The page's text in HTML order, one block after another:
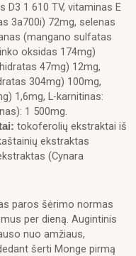
D3 1 610 TV, vitaminas E
3a700i) 72mg, selenas
(mangano sulfatas
oksidas 174mg)
47mg) 12mg,
304mg) 100mg,
1,6mg, L-karnitinas:
1 500mg.
tokoferolių ekstraktai iš
ekstraktas
(Cynara
paros šėrimo normas
per dieną. Augintinis
nuo amžiaus,
šerti Monge pirmą